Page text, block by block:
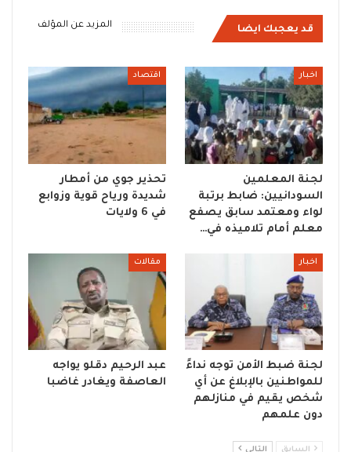
قد يعجبك ايضا المزيد عن المؤلف
اخبار
لجنة المعلمين
السودانيين: ضابط برتبة
لواء ومعتمد سابق يصفع
معلم أمام تلاميذه في…
اقتصاد
تحذير جوي من أمطار
شديدة ورياح قوية وزوابع
في 6 ولايات
اخبار
لجنة ضبط الأمن توجه نداءً
للمواطنين بالإبلاغ عن أي
شخص يقيم في منازلهم
دون علمهم
مقالات
عبد الرحيم دقلو يواجه
العاصفة ويغادر غاضبا
السابق التالي